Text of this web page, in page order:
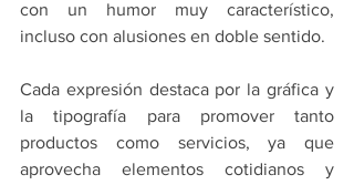
con un humor muy característico,
incluso con alusiones en doble sentido.
Cada expresión destaca por la gráfica y
la tipografía para promover tanto
productos como servicios, ya que
aprovecha elementos cotidianos y